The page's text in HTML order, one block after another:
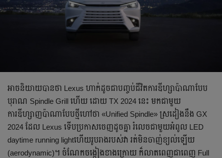
អាច​និយាយបាន​ថា Lexus ហាក់ដូចជាបញ្ចប់​ជីវិត​ការឌីហ្សាប៉ាណាបែប
បុរាណ Spindle Grill ហើយ ដោយ TX 2024 នេះ មក​ជាមួយ
ការឌីហ្សាញ​ប៉ាណាបែបថ្មីហៅថា «Unified Spindle» ស្រដៀង​នឹង GX
2024 ដែល​ Lexus ទើបប្រកាស​ចេញ​ដូចគ្នា រំលេច​ជាមួយ​អំពូល LED
daytime running lightហើយរូបរាងរបស់វា​ រត់មិនចាញ់ខ្យល់ឡើយ
(aerodynamic)។ ចំណែក​ចង្កៀង​ខាងក្រោយ ក៏លាតពេញជាពេញ Full